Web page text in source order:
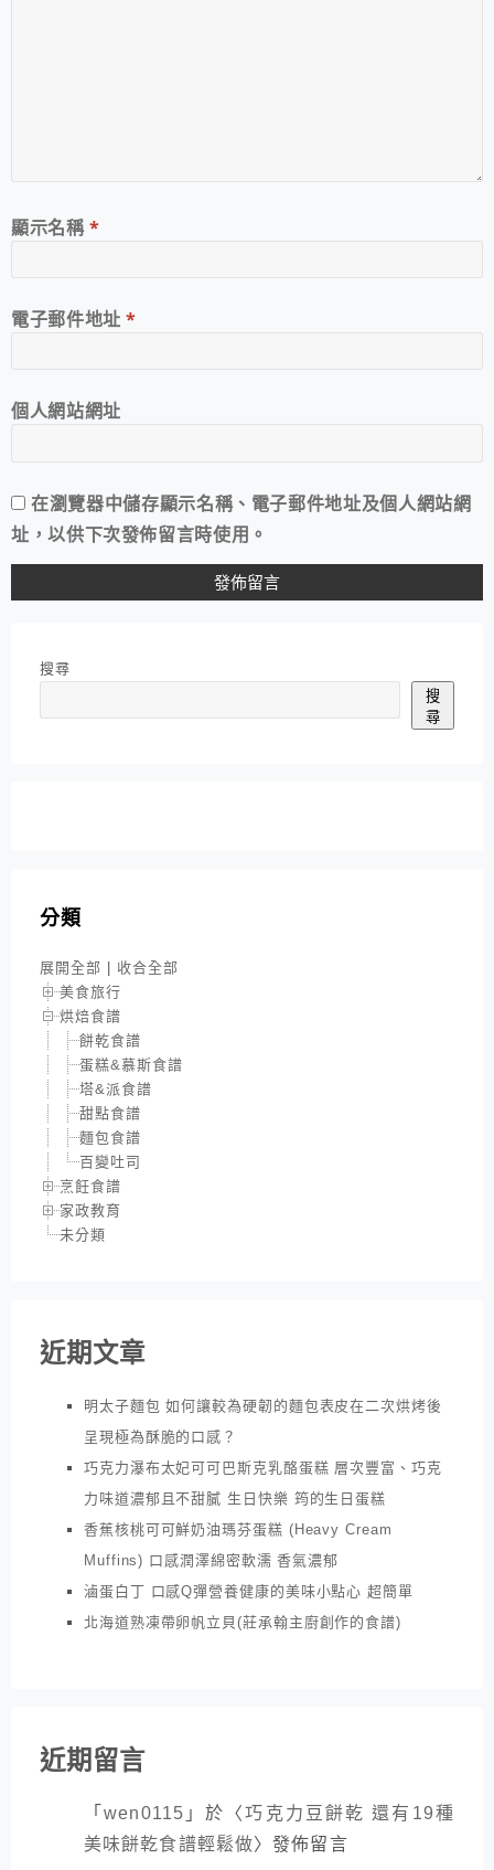
顯示名稱*
電子郵件地址*
個人網站網址
在瀏覽器中儲存顯示名稱、電子郵件地址及個人網站網
址，以供下次發佈留言時使用。
搜尋
搜
尋
分類
展開全部 | 收合全部
美食旅行
烘焙食譜
餅乾食譜
蛋糕&慕斯食譜
塔&派食譜
甜點食譜
麵包食譜
百變吐司
烹飪食譜
家政教育
未分類
近期文章
明太子麵包 如何讓較為硬韌的麵包表皮在二次烘烤後
呈現極為酥脆的口感？
巧克力瀑布太妃可可巴斯克乳酪蛋糕 層次豐富、巧克
力味道濃郁且不甜膩 生日快樂 筠的生日蛋糕
香蕉核桃可可鮮奶油瑪芬蛋糕 (Heavy Cream
Muffins) 口感潤澤綿密軟濡 香氣濃郁
滷蛋白丁 口感Q彈營養健康的美味小點心 超簡單
北海道熟凍帶卵帆立貝(莊承翰主廚創作的食譜)
近期留言
「wen0115 」於〈巧克力豆餅乾 還有19種
美味餅乾食譜輕鬆做〉發佈留言